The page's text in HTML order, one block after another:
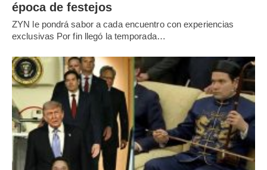
época de festejos
ZYN le pondrá sabor a cada encuentro con experiencias
exclusivas Por fin llegó la temporada…